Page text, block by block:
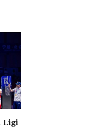
Ligi